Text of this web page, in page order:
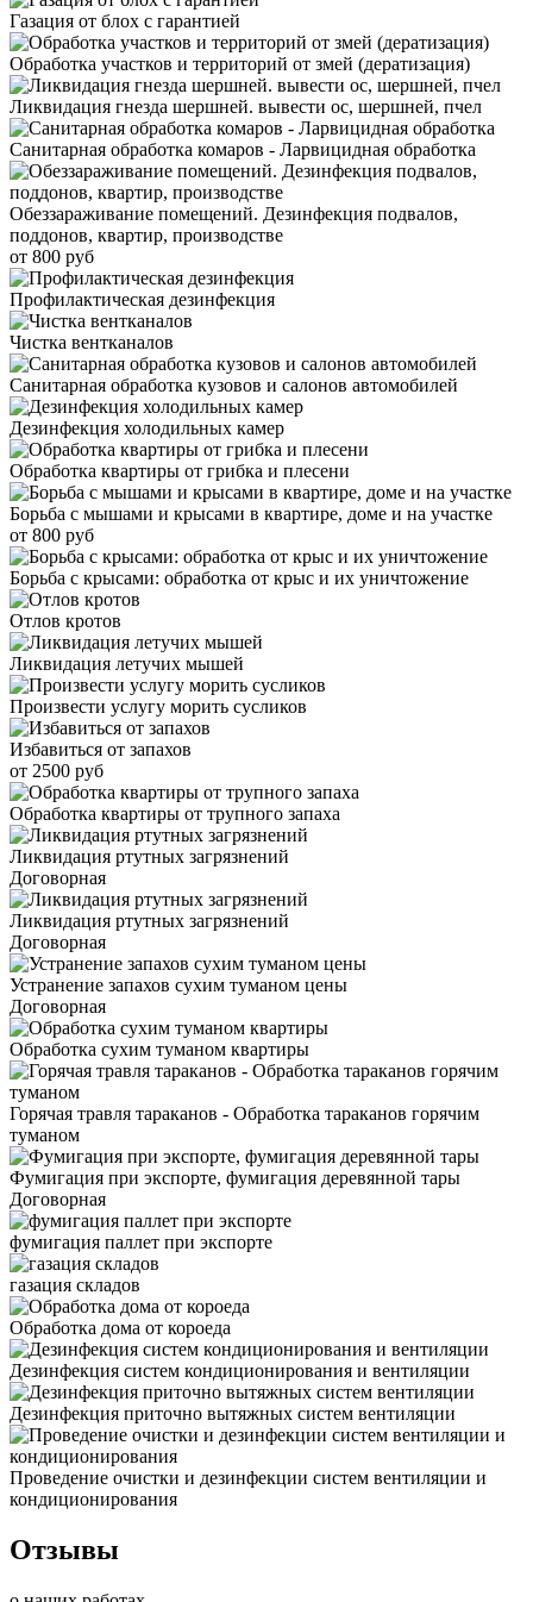
Газация от блох с гарантией
Обработка участков и территорий от змей (дератизация)
Ликвидация гнезда шершней. вывести ос, шершней, пчел
Санитарная обработка комаров - Ларвицидная обработка
Обеззараживание помещений. Дезинфекция подвалов,
поддонов, квартир, производстве
от 800 руб
Профилактическая дезинфекция
Чистка вентканалов
Санитарная обработка кузовов и салонов автомобилей
Дезинфекция холодильных камер
Обработка квартиры от грибка и плесени
Борьба с мышами и крысами в квартире, доме и на участке
от 800 руб
Борьба с крысами: обработка от крыс и их уничтожение
Отлов кротов
Ликвидация летучих мышей
Произвести услугу морить сусликов
Избавиться от запахов
от 2500 руб
Обработка квартиры от трупного запаха
Ликвидация ртутных загрязнений
Договорная
Ликвидация ртутных загрязнений
Договорная
Устранение запахов сухим туманом цены
Договорная
Обработка сухим туманом квартиры
Горячая травля тараканов - Обработка тараканов горячим
туманом
Фумигация при экспорте, фумигация деревянной тары
Договорная
фумигация паллет при экспорте
газация складов
Обработка дома от короеда
Дезинфекция систем кондиционирования и вентиляции
Дезинфекция приточно вытяжных систем вентиляции
Проведение очистки и дезинфекции систем вентиляции и
кондиционирования
Отзывы